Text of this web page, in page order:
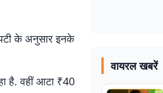
के अनुसार इनके
है. वहीं आटा ₹40
वायरल खबरें